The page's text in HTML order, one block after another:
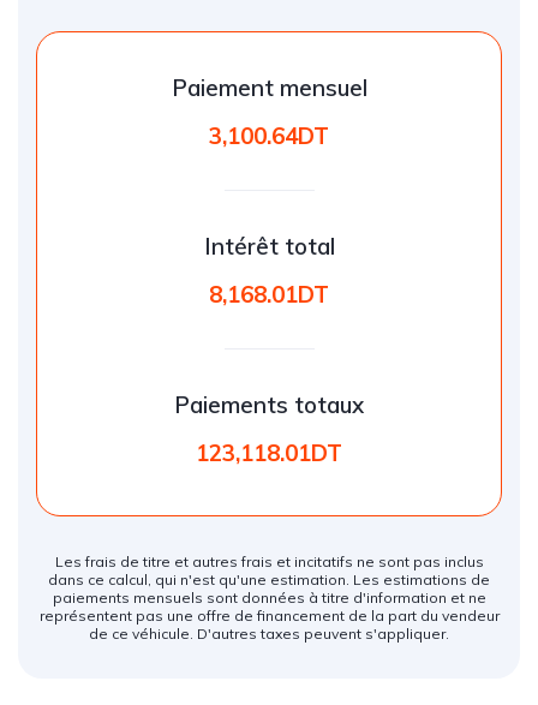
Paiement mensuel
3,100.64DT
Intérêt total
8,168.01DT
Paiements totaux
123,118.01DT
Les frais de titre et autres frais et incitatifs ne sont pas inclus
dans ce calcul, qui n'est qu'une estimation. Les estimations de
paiements mensuels sont données à titre d'information et ne
représentent pas une offre de financement de la part du vendeur
de ce véhicule. D'autres taxes peuvent s'appliquer.